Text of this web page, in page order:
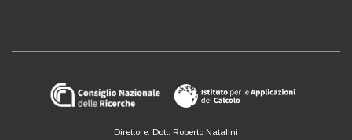
Direttore: Dott. Roberto Natalini